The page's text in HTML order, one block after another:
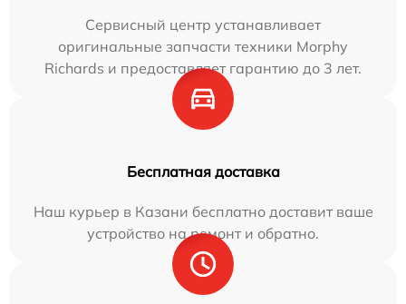
Сервисный центр устанавливает
оригинальные запчасти техники Morphy
Richards и предоставляет гарантию до 3 лет.
Бесплатная доставка
Наш курьер в Казани бесплатно доставит ваше
устройство на ремонт и обратно.